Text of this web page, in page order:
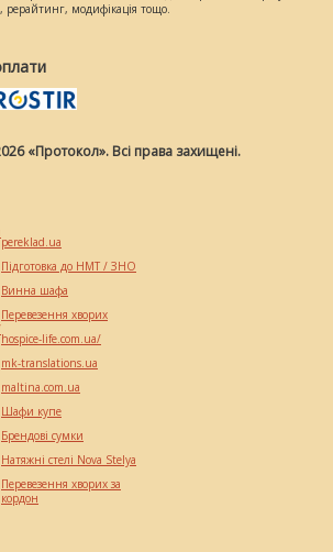
рерайтинг, модифікація тощо.
«Протокол». Всі права захищені.
pereklad.ua
Підготовка до НМТ / ЗНО
Винна шафа
Перевезення хворих
hospice-life.com.ua/
mk-translations.ua
maltina.com.ua
Шафи купе
Брендові сумки
Натяжні стелі Nova Stelya
Перевезення хворих за
кордон